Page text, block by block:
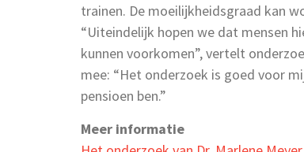
trainen. De moeilijkheidsgraad kan
“Uiteindelijk hopen we dat mensen
kunnen voorkomen”, vertelt
mee: “Het onderzoek is goed voor
pensioen ben.”
Meer informatie